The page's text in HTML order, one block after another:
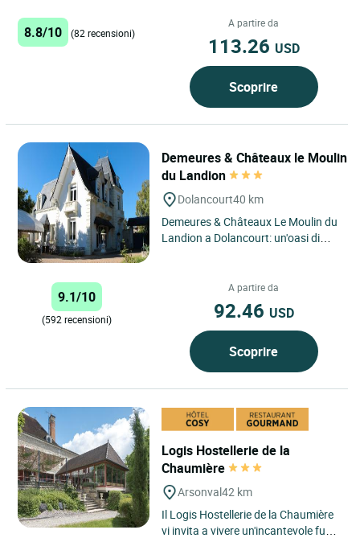
del Logis Hôtel Ristorante...
8.8/10 (82 recensioni)
A partire da
113.26 USD
Scoprire
Demeures & Châteaux le Moulin
du Landion
Dolancourt40 km
Demeures & Châteaux Le Moulin du
Landion a Dolancourt: un'oasi di
9.1/10
(592 recensioni)
A partire da
92.46 USD
Scoprire
Logis Hostellerie de la
Chaumière
Arsonval42 km
Il Logis Hostellerie de la Chaumière
vi invita a vivere un'incantevole fuga